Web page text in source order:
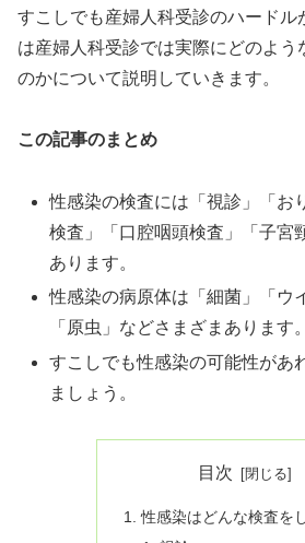
すこしでも産婦人科受診のハードル
は産婦人科受診では実際にどのよう
のかについて説明していきます。
この記事のまとめ
性感染の検査には「視診」「お
検査」「口腔咽頭検査」「子宮
あります。
性感染の病原体は「細菌」「ウ
「原虫」などさまざまあります。
すこしでも性感染の可能性があ
ましょう。
目次
性感染はどんな検査を